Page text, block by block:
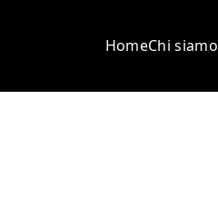
HomeChi siamo